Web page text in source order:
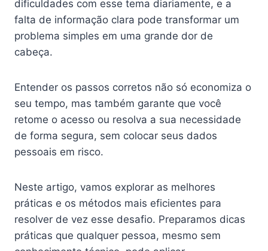
dificuldades com esse tema diariamente, e a
falta de informação clara pode transformar um
problema simples em uma grande dor de
cabeça.
Entender os passos corretos não só economiza o
seu tempo, mas também garante que você
retome o acesso ou resolva a sua necessidade
de forma segura, sem colocar seus dados
pessoais em risco.
Neste artigo, vamos explorar as melhores
práticas e os métodos mais eficientes para
resolver de vez esse desafio. Preparamos dicas
práticas que qualquer pessoa, mesmo sem